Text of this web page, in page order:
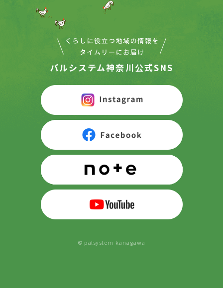
パルシステム神奈川公式SNS
© palsystem-kanagawa